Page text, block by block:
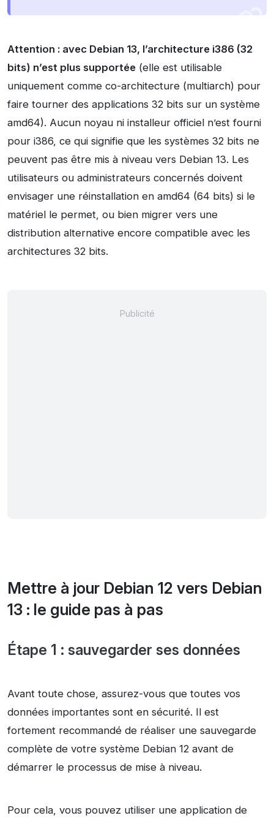
Attention : avec Debian 13, l’architecture i386 (32
bits) n’est plus supportée (elle est utilisable
uniquement comme co-architecture (multiarch) pour
faire tourner des applications 32 bits sur un système
amd64). Aucun noyau ni installeur officiel n’est fourni
pour i386, ce qui signifie que les systèmes 32 bits ne
peuvent pas être mis à niveau vers Debian 13. Les
utilisateurs ou administrateurs concernés doivent
envisager une réinstallation en amd64 (64 bits) si le
matériel le permet, ou bien migrer vers une
distribution alternative encore compatible avec les
architectures 32 bits.
Mettre à jour Debian 12 vers Debian
13 : le guide pas à pas
Étape 1 : sauvegarder ses données
Avant toute chose, assurez-vous que toutes vos
données importantes sont en sécurité. Il est
fortement recommandé de réaliser une sauvegarde
complète de votre système Debian 12 avant de
démarrer le processus de mise à niveau.
Pour cela, vous pouvez utiliser une application de